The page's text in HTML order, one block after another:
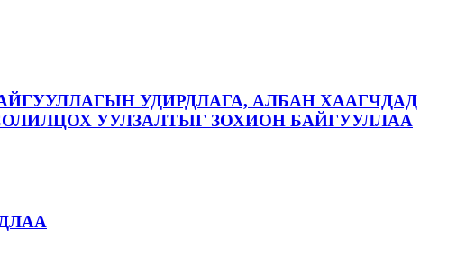
УДИРДЛАГА, АЛБАН ХААГЧДАД
УУЛЗАЛТЫГ ЗОХИОН БАЙГУУЛЛАА